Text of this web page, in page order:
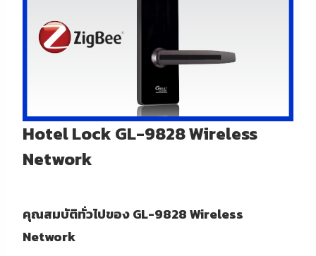
Hotel Lock GL-9828 Wireless
Network
คุณสมบัติทั่วไปของGL-9828 Wireless
Network